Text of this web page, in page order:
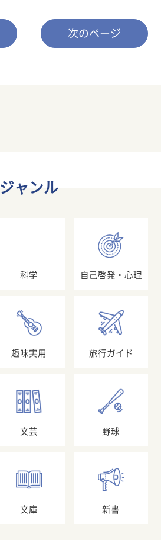
ジャンル
科学 自己啓発・心理
趣味実用 旅行ガイド
文芸 野球
文庫 新書
次のページ